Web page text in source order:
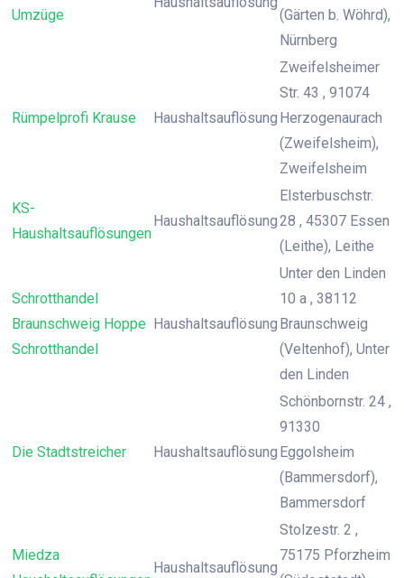
Umzüge
(Gärten b. Wöhrd),
Nürnberg
Rümpelprofi Krause Haushaltsauflösung
Zweifelsheimer
Str. 43 , 91074
Herzogenaurach
(Zweifelsheim),
Zweifelsheim
KS-
Haushaltsauflösungen
Haushaltsauflösung
Elsterbuschstr.
28 , 45307 Essen
(Leithe), Leithe
Schrotthandel
Braunschweig Hoppe
Schrotthandel
Haushaltsauflösung
Unter den Linden
10 a , 38112
Braunschweig
(Veltenhof), Unter
den Linden
Die Stadtstreicher Haushaltsauflösung
Schönbornstr. 24 ,
91330
Eggolsheim
(Bammersdorf),
Bammersdorf
Miedza
Haushaltsauflösung
Stolzestr. 2 ,
75175 Pforzheim